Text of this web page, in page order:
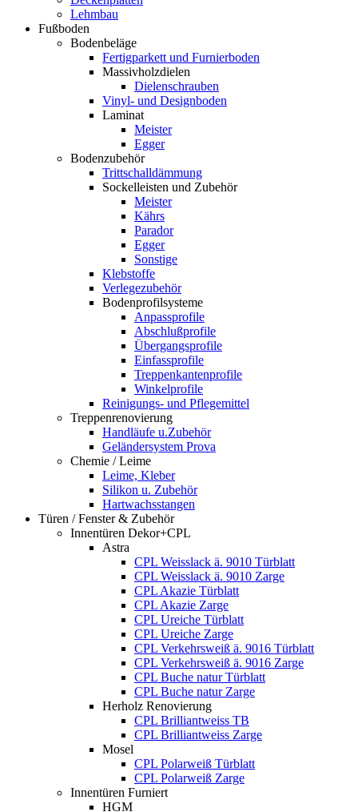
Lehmbau
Fußboden
Bodenbeläge
Fertigparkett und Furnierboden
Massivholzdielen
Dielenschrauben
Vinyl- und Designboden
Laminat
Meister
Egger
Bodenzubehör
Trittschalldämmung
Sockelleisten und Zubehör
Meister
Kährs
Parador
Egger
Sonstige
Klebstoffe
Verlegezubehör
Bodenprofilsysteme
Anpassprofile
Abschlußprofile
Übergangsprofile
Einfassprofile
Treppenkantenprofile
Winkelprofile
Reinigungs- und Pflegemittel
Treppenrenovierung
Handläufe u.Zubehör
Geländersystem Prova
Chemie / Leime
Leime, Kleber
Silikon u. Zubehör
Hartwachsstangen
Türen / Fenster & Zubehör
Innentüren Dekor+CPL
Astra
CPL Weisslack ä. 9010 Türblatt
CPL Weisslack ä. 9010 Zarge
CPL Akazie Türblatt
CPL Akazie Zarge
CPL Ureiche Türblatt
CPL Ureiche Zarge
CPL Verkehrsweiß ä. 9016 Türblatt
CPL Verkehrsweiß ä. 9016 Zarge
CPL Buche natur Türblatt
CPL Buche natur Zarge
Herholz Renovierung
CPL Brilliantweiss TB
CPL Brilliantweiss Zarge
Mosel
CPL Polarweiß Türblatt
CPL Polarweiß Zarge
Innentüren Furniert
HGM